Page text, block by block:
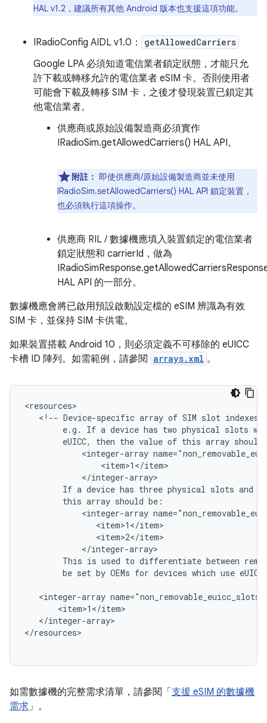
HAL v1.2，建議所有其他 Android 版本也支援這項功能。
IRadioConfig AIDL v1.0： getAllowedCarriers
Google LPA 必須知道電信業者鎖定狀態，才能只允
許下載或轉移允許的電信業者 eSIM 卡。否則使用者
可能會下載及轉移 SIM 卡，之後才發現裝置已鎖定其
他電信業者。
供應商或原始設備製造商必須實作
IRadioSim.getAllowedCarriers() HAL API。
附註： 即使供應商/原始設備製造商並未使用
IRadioSim.setAllowedCarriers() HAL API 鎖定裝置，
也必須執行這項操作。
供應商 RIL / 數據機應填入裝置鎖定的電信業者
鎖定狀態和 carrierId，做為
HAL API 的一部分。
數據機應會將已啟用預設啟動設定檔的 eSIM 辨識為有效
SIM 卡，並保持 SIM 卡供電。
如果裝置搭載 Android 10，則必須定義不可移除的 eUICC
卡槽 ID 陣列。如需範例，請參閱
arrays.xml 。
<resources>
<!-- Device-specific array of SIM slot indexes
e.g. If a device has two physical slots
eUICC, then the value of this array should
<integer-array
                <item>1</item>
            </integer-array>
If a device has three physical slots and
        this array should be:
<integer-array
               <item>1</item>
               <item>2</item>
            </integer-array>
This is used to differentiate between
be set by OEMs for devices which use
<integer-array
       <item>1</item>
   </integer-array>
</resources>
如需數據機的完整需求清單，請參閱「 支援 eSIM 的數據機
需求」。